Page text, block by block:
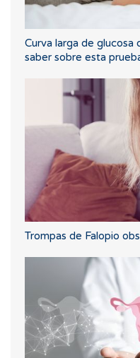
Curva larga de glucosa
saber sobre esta
Trompas de Falopio